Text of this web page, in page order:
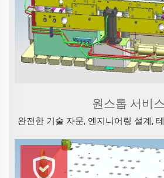
원스톱 서비스
완전한 기술 자문, 엔지니어링 설계,